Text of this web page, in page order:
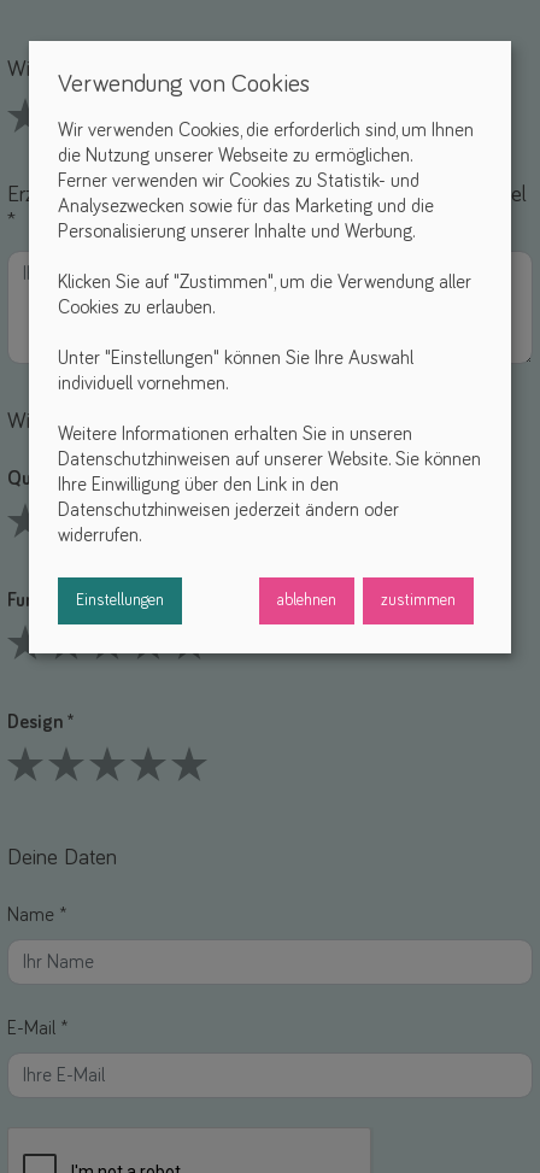
Wie findest du dieses Hilfsmittel? *
2 Stars3 Stars4 Stars5 Stars
Erzähle uns von deinen Erfahrungen mit diesem Hilfsmittel
*
Wie bewertest du die einzelnen Punkte?
Qualität *
Funktionalität *
Design *
Deine Daten
Name *
E-Mail *
*
Mail *
Verwendung von Cookies
Wir verwenden Cookies, die erforderlich sind, um Ihnen
die Nutzung unserer Webseite zu ermöglichen.
Ferner verwenden wir Cookies zu Statistik- und
Analysezwecken sowie für das Marketing und die
Personalisierung unserer Inhalte und Werbung.
Klicken Sie auf "Zustimmen", um die Verwendung aller
Cookies zu erlauben.
Unter "Einstellungen" können Sie Ihre Auswahl
individuell vornehmen.
Weitere Informationen erhalten Sie in unseren
Datenschutzhinweisen auf unserer Website. Sie können
Ihre Einwilligung über den Link in den
Datenschutzhinweisen jederzeit ändern oder
widerrufen.
Einstellungen ablehnen zustimmen